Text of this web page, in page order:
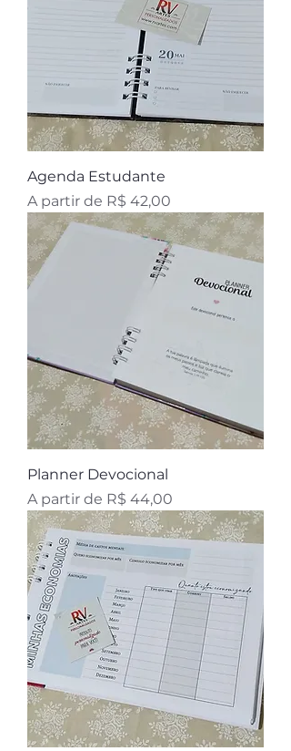
Agenda Estudante
A partir de R$ 42,00
Preço promocional
Planner Devocional
A partir de R$ 44,00
Preço promocional